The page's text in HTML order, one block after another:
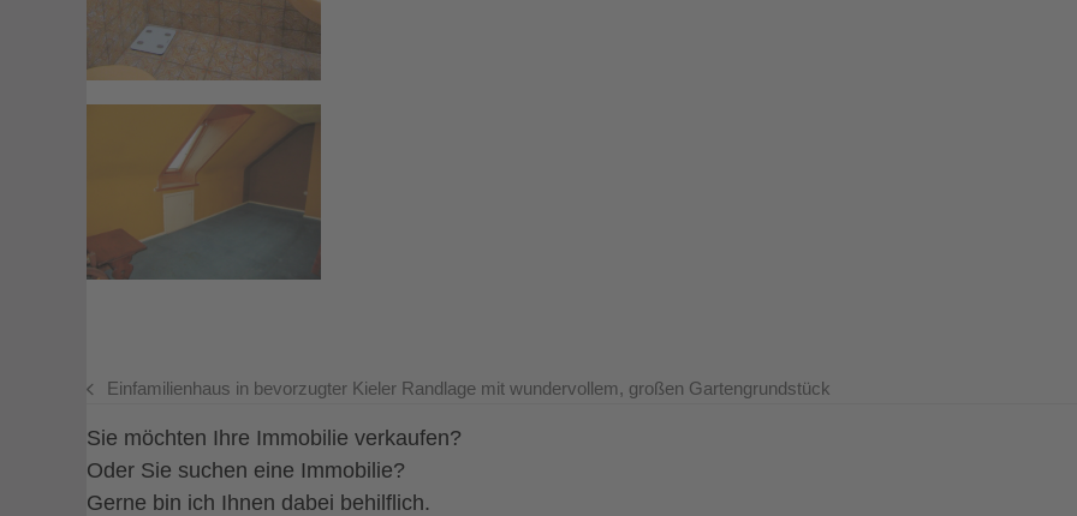
vorheriger
Beitrag:
Einfamilienhaus in bevorzugter Kieler Randlage mit wundervollem, großen Gartengrundstück
Sie möchten Ihre Immobilie verkaufen?
Oder Sie suchen eine Immobilie?
Gerne bin ich Ihnen dabei behilflich.